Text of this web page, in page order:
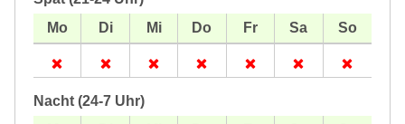
Nacht (24-7 Uhr)